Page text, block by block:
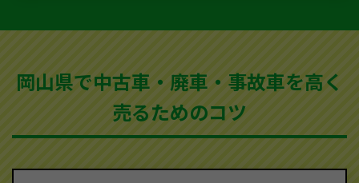
買取可能です。
ソコカラは世界１１０か国に独自の販売ネットワーク
を持ち、国内に自社物流網、自社ヤードをもっている
岡山県で中古車・廃車・事故車を高く
売るためのコツ